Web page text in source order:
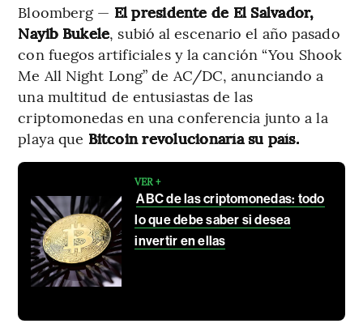
Bloomberg — El presidente de El Salvador,
Nayib Bukele, subió al escenario el año pasado
con fuegos artificiales y la canción “You Shook
Me All Night Long” de AC/DC, anunciando a
una multitud de entusiastas de las
criptomonedas en una conferencia junto a la
playa que Bitcoin revolucionaría su país.
VER +
ABC de las criptomonedas: todo
lo que debe saber si desea
invertir en ellas